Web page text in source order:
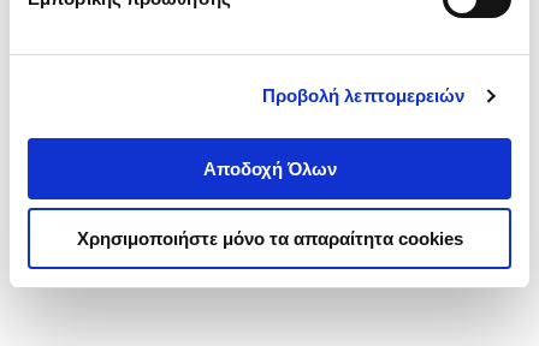
Προβολή λεπτομερειών
Αποδοχή Όλων
Χρησιμοποιήστε μόνο τα απαραίτητα cookies